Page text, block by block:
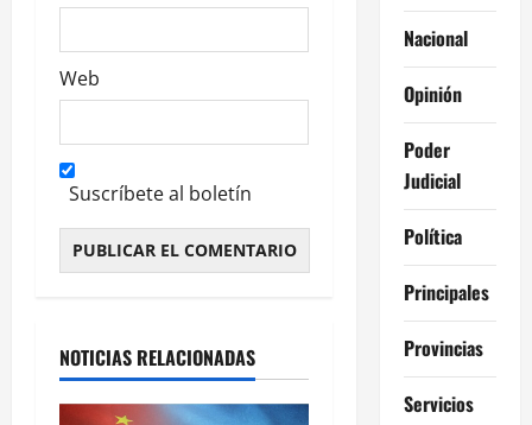
Web
Suscríbete al boletín
NOTICIAS RELACIONADAS
Nacional
Opinión
Poder
Judicial
Política
Principales
Provincias
Servicios